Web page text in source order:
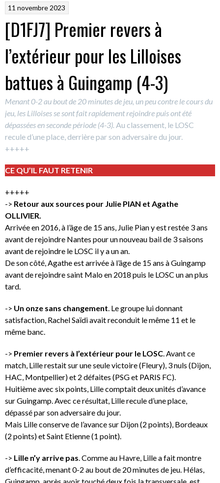
11 novembre 2023
[D1FJ7] Premier revers à
l’extérieur pour les Lilloises
battues à Guingamp (4-3)
Menant 0-2 au bout de 20 minutes de jeu, un peu contre le cours du
jeu, les Lilloises se sont fait rapidement rejoindre puis ont été
dépassées en seconde période (4-3). Au classement, le LOSC
recule d’une place, derrière par son adversaire du jour.
+++++
CE QU’IL FAUT RETENIR
+++++
-> Retour aux sources pour Julie PIAN et Agathe
OLLIVIER.
Arrivée en 2016, à l’âge de 15 ans, Julie Pian y est restée 3 ans
avant de rejoindre Nantes pour un nouveau bail de 3 saisons
avant de rejoindre le LOSC il y a un an.
De son côté, Agathe est arrivée à l’âge de 15 ans à Guingamp
avant de rejoindre saint Malo en 2018 puis le LOSC un an plus
tard.
-> Un onze sans changement. Le groupe lui donnant
satisfaction, Rachel Saïdi avait reconduit le même 11 et le
même banc.
-> Premier revers à l’extérieur pour le LOSC. Avant ce
match, Lille restait sur une seule victoire (Fleury), 3 nuls (Dijon,
HAC, Montpellier) et 2 défaites (PSG et PARIS FC).
Huitième avec six points, Lille comptait deux unités d’avance
sur Guingamp. Avec ce résultat, Lille recule d’une place,
dépassé par son adversaire du jour.
Mais Lille conserve de l’avance sur Dijon (2 points), Bordeaux
(2 points) et Saint Etienne (1 point).
-> Lille n’y arrive pas. Comme au Havre, Lille a fait montre
d’efficacité, menant 0-2 au bout de 20 minutes de jeu. Hélas,